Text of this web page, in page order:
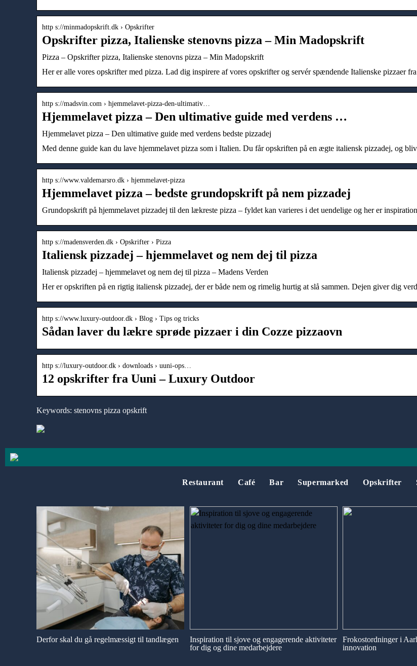
http s://minmadopskrift.dk › Opskrifter
Opskrifter pizza, Italienske stenovns pizza – Min Madopskrift
Pizza – Opskrifter pizza, Italienske stenovns pizza – Min Madopskrift
Her er alle vores opskrifter med pizza. Lad dig inspirere af vores opskrifter og servér spændende Italienske pizzaer
http s://madsvin.com › hjemmelavet-pizza-den-ultimativ…
Hjemmelavet pizza – Den ultimative guide med verdens …
Hjemmelavet pizza – Den ultimative guide med verdens bedste pizzadej
Med denne guide kan du lave hjemmelavet pizza som i Italien. Du får opskriften på en ægte italiensk pizzadej, og
http s://www.valdemarsro.dk › hjemmelavet-pizza
Hjemmelavet pizza – bedste grundopskrift på nem pizzadej
Grundopskrift på hjemmelavet pizzadej til den lækreste pizza – fyldet kan varieres i det uendelige og her er
http s://madensverden.dk › Opskrifter › Pizza
Italiensk pizzadej – hjemmelavet og nem dej til pizza
Italiensk pizzadej – hjemmelavet og nem dej til pizza – Madens Verden
Her er opskriften på en rigtig italiensk pizzadej, der er både nem og rimelig hurtig at slå sammen. Dejen giver dig
http s://www.luxury-outdoor.dk › Blog › Tips og tricks
Sådan laver du lækre sprøde pizzaer i din Cozze pizzaovn
http s://luxury-outdoor.dk › downloads › uuni-ops…
12 opskrifter fra Uuni – Luxury Outdoor
Keywords: stenovns pizza opskrift
Restaurant Café Bar Supermarked Opskrifter
Derfor skal du gå regelmæssigt til tandlægen
Inspiration til sjove og engagerende aktiviteter
for dig og dine medarbejdere
Frokostordninger i
innovation